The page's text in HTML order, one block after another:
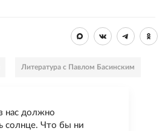
Литература с Павлом Басинским
нас должно
солнце. Что бы ни